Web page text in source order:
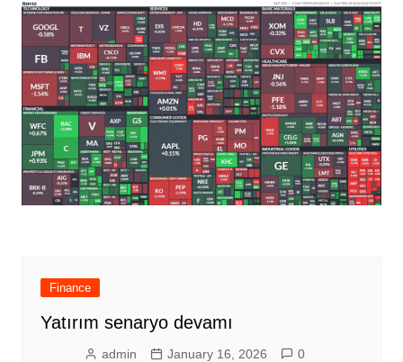
Finance
Yatırım senaryo devamı
admin January 16, 2026 0